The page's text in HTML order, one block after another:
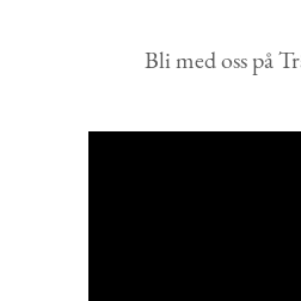
Bli med oss på